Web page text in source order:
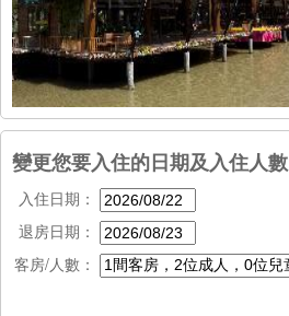
變更您要入住的日期及入住人數
入住日期：
退房日期：
客房/人數：